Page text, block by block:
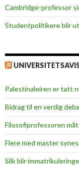
Cambridge-professor
Studentpolitikere blir
Palestinaleiren er tatt
Bidrag til en verdig
Filosofiprofessoren
Flere med master
Slik blir